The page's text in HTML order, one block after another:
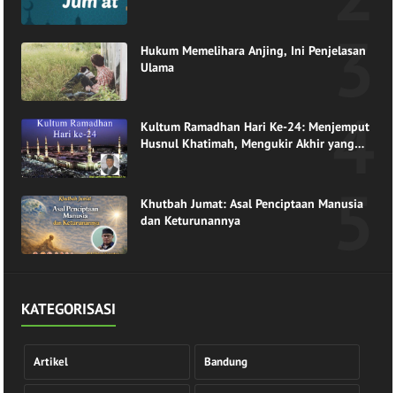
Hukum Memelihara Anjing, Ini Penjelasan
Ulama
Kultum Ramadhan Hari Ke-24: Menjemput
Husnul Khatimah, Mengukir Akhir yang
Khutbah Jumat: Asal Penciptaan Manusia
dan Keturunannya
KATEGORISASI
Artikel Bandung